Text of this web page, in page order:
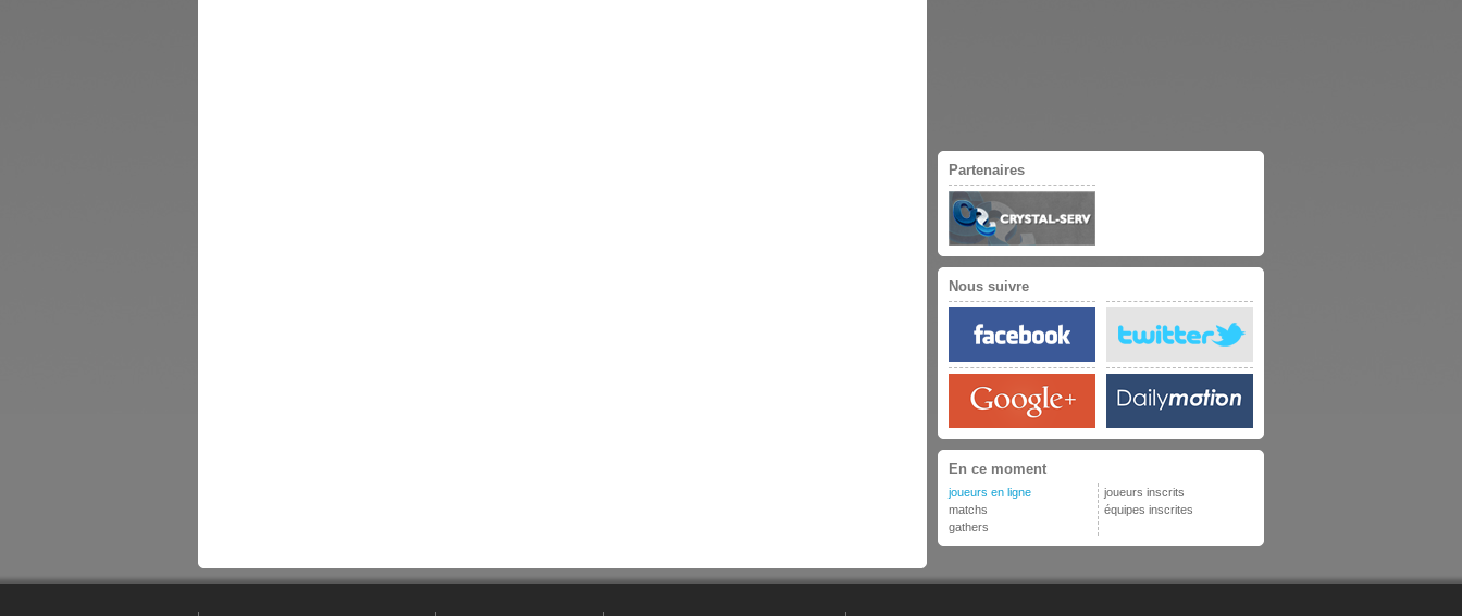
Partenaires
Nous suivre
En ce moment
joueurs en ligne
matchs
gathers
joueurs inscrits
équipes inscrites